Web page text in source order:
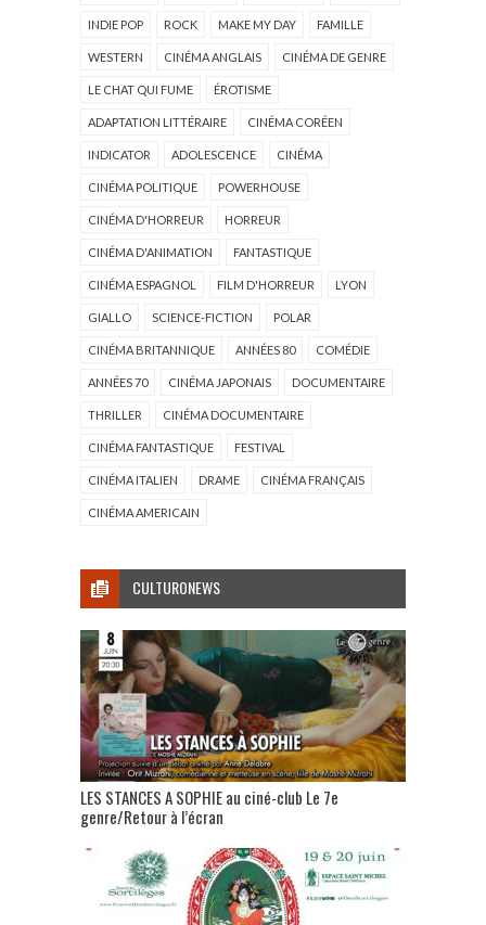
INDIE POP ROCK MAKE MY DAY FAMILLE
WESTERN CINÉMA ANGLAIS CINÉMA DE GENRE
LE CHAT QUI FUME ÉROTISME
ADAPTATION LITTÉRAIRE CINÉMA CORÉEN
INDICATOR ADOLESCENCE CINÉMA
CINÉMA POLITIQUE POWERHOUSE
CINÉMA D'HORREUR HORREUR
CINÉMA D'ANIMATION FANTASTIQUE
CINÉMA ESPAGNOL FILM D'HORREUR LYON
GIALLO SCIENCE-FICTION POLAR
CINÉMA BRITANNIQUE ANNÉES 80 COMÉDIE
ANNÉES 70 CINÉMA JAPONAIS DOCUMENTAIRE
THRILLER CINÉMA DOCUMENTAIRE
CINÉMA FANTASTIQUE FESTIVAL
CINÉMA ITALIEN DRAME CINÉMA FRANÇAIS
CINÉMA AMERICAIN
CULTURONEWS
LES STANCES A SOPHIE au ciné-club Le 7e
genre/Retour à l’écran